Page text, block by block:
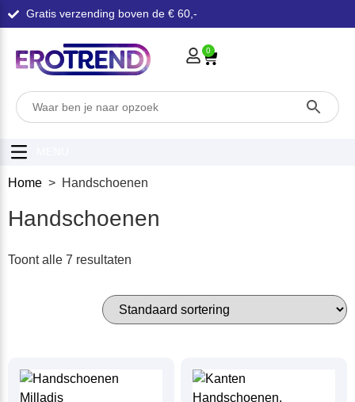
Gratis verzending boven de € 60,-
0
Home > Handschoenen
Handschoenen
Toont alle 7 resultaten